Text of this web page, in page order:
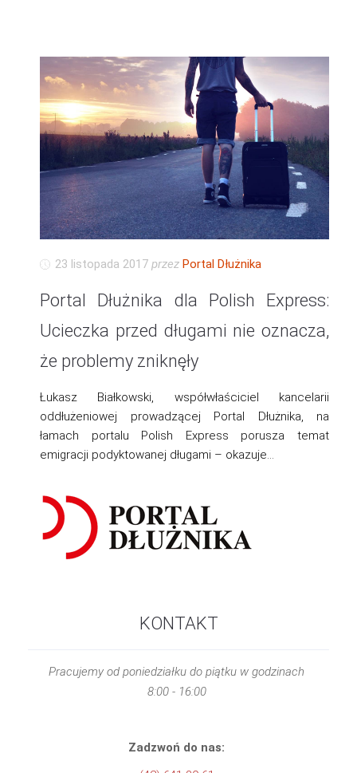
23 listopada 2017 przez Portal Dłużnika
Portal Dłużnika dla Polish Express:
Ucieczka przed długami nie oznacza,
że problemy zniknęły
Łukasz Białkowski, współwłaściciel kancelarii
oddłużeniowej prowadzącej Portal Dłużnika, na
łamach portalu Polish Express porusza temat
emigracji podyktowanej długami – okazuje…
KONTAKT
Pracujemy od poniedziałku do piątku w godzinach
8:00 - 16:00
Zadzwoń do nas: